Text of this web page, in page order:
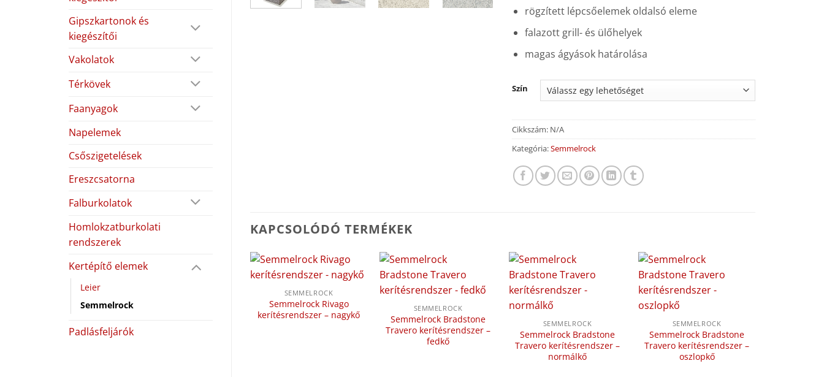
Gipszkartonok és
kiegészítői
Vakolatok
Térkövek
Faanyagok
Napelemek
Csőszigetelések
Ereszcsatorna
Falburkolatok
Homlokzatburkolati
rendszerek
Kertépítő elemek
Leier
Semmelrock
Padlásfeljárók
rögzített lépcsőelemek oldalsó eleme
falazott grill- és ülőhelyek
magas ágyások határolása
Szín
Cikkszám: N/A
Kategória:Semmelrock
KAPCSOLÓDÓ TERMÉKEK
SEMMELROCK
Semmelrock Rivago
kerítésrendszer – nagykő
SEMMELROCK
Semmelrock Bradstone
Travero kerítésrendszer –
fedkő
SEMMELROCK
Semmelrock Bradstone
Travero kerítésrendszer –
normálkő
SEMMELROCK
Semmelrock Bradstone
Travero kerítésrendszer –
oszlopkő